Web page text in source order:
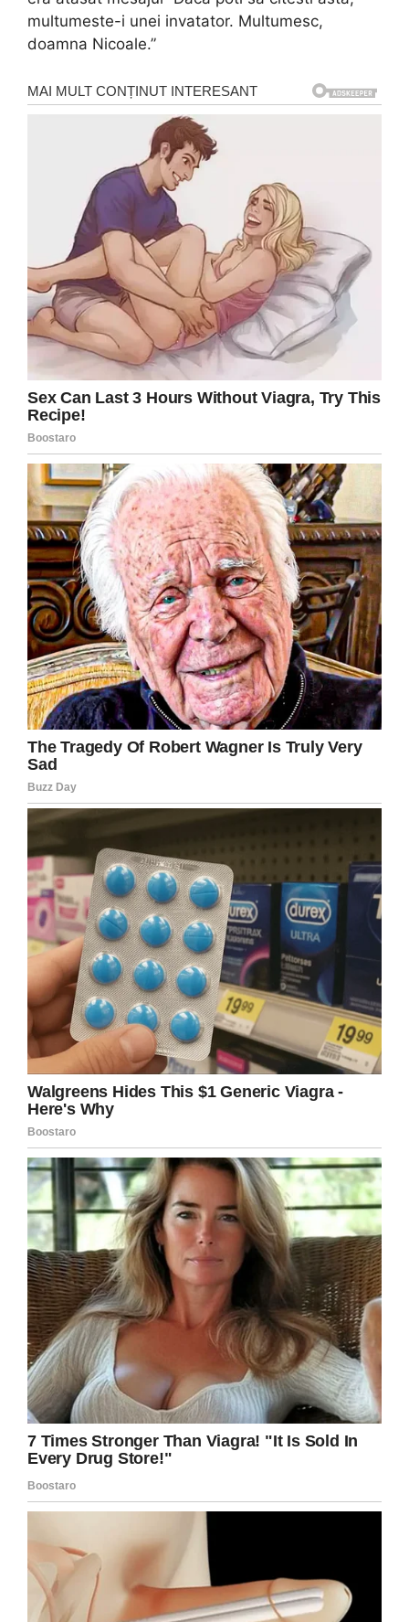
multumeste-i unei invatator. Multumesc,
doamna Nicoale.”